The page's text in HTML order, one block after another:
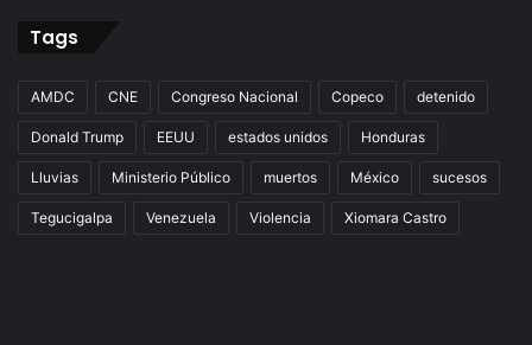
Tags
AMDC CNE Congreso Nacional Copeco detenido
Donald Trump EEUU estados unidos Honduras
Lluvias Ministerio Público muertos México sucesos
Tegucigalpa Venezuela Violencia Xiomara Castro